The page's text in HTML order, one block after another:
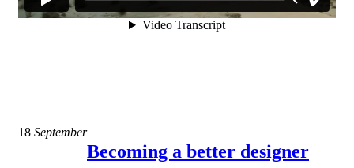
18 September
Becoming a better designer